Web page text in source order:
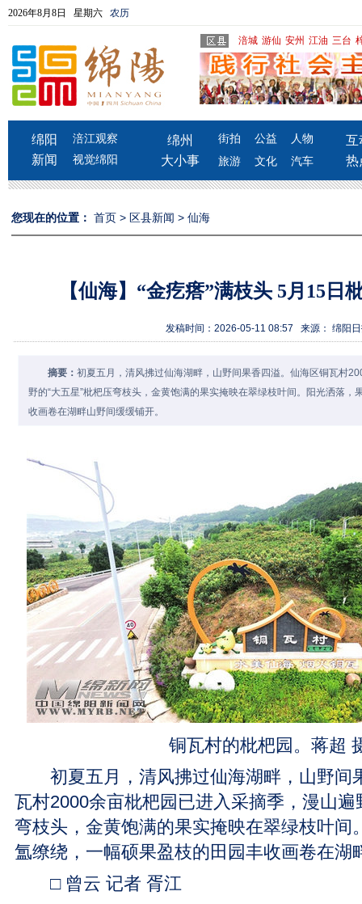
2026年8月8日 星期六 农历
涪城 游仙 安州 江油 三台
绵阳
新闻
涪江观察
视觉绵阳
绵州
大小事
街拍 公益
人物
旅游
文化 汽车
互
热
您现在的位置： 首页 > 区县新闻 > 仙海
【仙海】“金疙瘩”满枝头 5月15日
发稿时间：2026-05-11 08:57 来源： 绵阳
摘要： 初夏五月，清风拂过仙海湖畔，山野间果香四溢。仙海区铜瓦村
野的“大五星”枇杷压弯枝头，金黄饱满的果实掩映在翠绿枝叶间。阳光洒落，
收画卷在湖畔山野间缓缓铺开。
铜瓦村的枇杷园。蒋超
初夏五月，清风拂过仙海湖畔，山野间
瓦村2000余亩枇杷园已进入采摘季，漫山遍
弯枝头，金黄饱满的果实掩映在翠绿枝叶间
氲缭绕，一幅硕果盈枝的田园丰收画卷在湖
□ 曾云 记者 胥江